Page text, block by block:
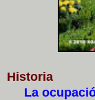
Historia
La